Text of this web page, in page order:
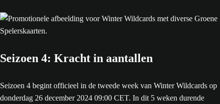
Seizoen 4: Kracht in aantallen
Seizoen 4 begint officieel in de tweede week van Winter Wildcards op
donderdag 26 december 2024 09:00 CET. In dit 5 weken durende